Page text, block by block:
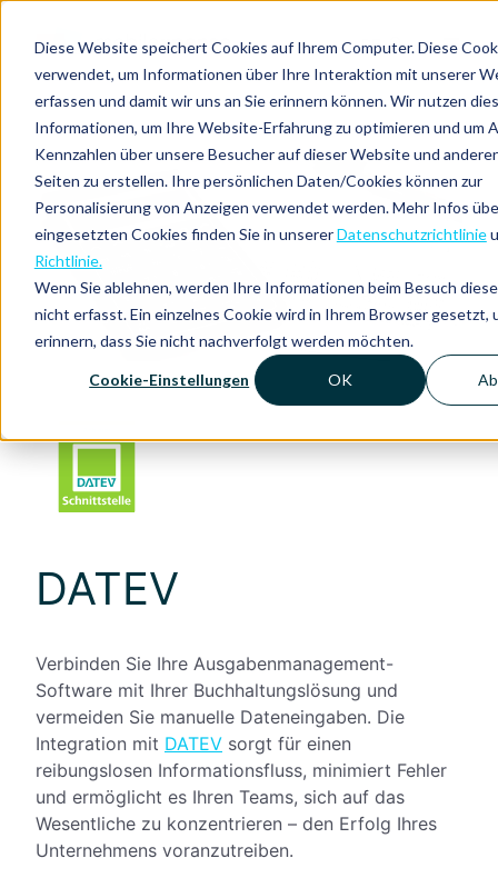
Diese Website speichert Cookies auf Ihrem Computer. Diese
verwendet, um Informationen über Ihre Interaktion mit unserer
erfassen und damit wir uns an Sie erinnern können. Wir nutzen
Informationen, um Ihre Website-Erfahrung zu optimieren und um
Kennzahlen über unsere Besucher auf dieser Website und
Seiten zu erstellen. Ihre persönlichen Daten/Cookies können zur
Personalisierung von Anzeigen verwendet werden. Mehr Infos
eingesetzten Cookies finden Sie in unsererDatenschutzrichtlinie
Richtlinie.
Wenn Sie ablehnen, werden Ihre Informationen beim Besuch
nicht erfasst. Ein einzelnes Cookie wird in Ihrem Browser gesetzt,
erinnern, dass Sie nicht nachverfolgt werden möchten.
Cookie-Einstellungen OK
DE
DATEV
Verbinden Sie Ihre Ausgabenmanagement-
Software mit Ihrer Buchhaltungslösung und
vermeiden Sie manuelle Dateneingaben. Die
Integration mit DATEV sorgt für einen
reibungslosen Informationsfluss, minimiert Fehler
und ermöglicht es Ihren Teams, sich auf das
Wesentliche zu konzentrieren – den Erfolg Ihres
Unternehmens voranzutreiben.